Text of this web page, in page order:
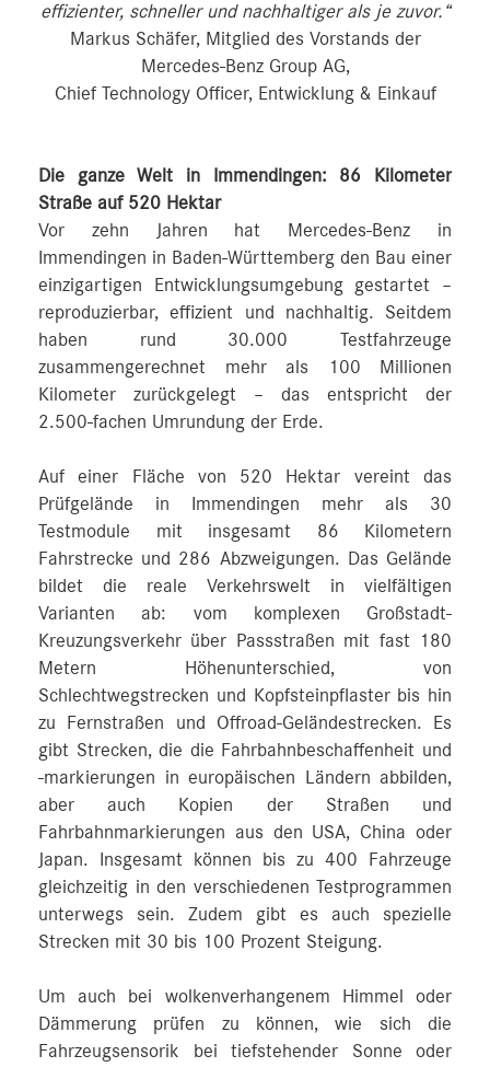
effizienter, schneller und nachhaltiger als je zuvor.“
Markus Schäfer, Mitglied des Vorstands der
Mercedes-Benz Group AG,
Chief Technology Officer, Entwicklung & Einkauf
Die ganze Welt in Immendingen: 86 Kilometer
Straße auf 520 Hektar
Vor zehn Jahren hat Mercedes-Benz in
Immendingen in Baden-Württemberg den Bau einer
einzigartigen Entwicklungsumgebung gestartet –
reproduzierbar, effizient und nachhaltig. Seitdem
haben rund 30.000 Testfahrzeuge
zusammengerechnet mehr als 100 Millionen
Kilometer zurückgelegt – das entspricht der
2.500‑fachen Umrundung der Erde.
Auf einer Fläche von 520 Hektar vereint das
Prüfgelände in Immendingen mehr als 30
Testmodule mit insgesamt 86 Kilometern
Fahrstrecke und 286 Abzweigungen. Das Gelände
bildet die reale Verkehrswelt in vielfältigen
Varianten ab: vom komplexen Großstadt-
Kreuzungsverkehr über Passstraßen mit fast 180
Metern Höhenunterschied, von
Schlechtwegstrecken und Kopfsteinpflaster bis hin
zu Fernstraßen und Offroad-Geländestrecken. Es
gibt Strecken, die die Fahrbahnbeschaffenheit und
-markierungen in europäischen Ländern abbilden,
aber auch Kopien der Straßen und
Fahrbahnmarkierungen aus den USA, China oder
Japan. Insgesamt können bis zu 400 Fahrzeuge
gleichzeitig in den verschiedenen Testprogrammen
unterwegs sein. Zudem gibt es auch spezielle
Strecken mit 30 bis 100 Prozent Steigung.
Um auch bei wolkenverhangenem Himmel oder
Dämmerung prüfen zu können, wie sich die
Fahrzeugsensorik bei tiefstehender Sonne oder